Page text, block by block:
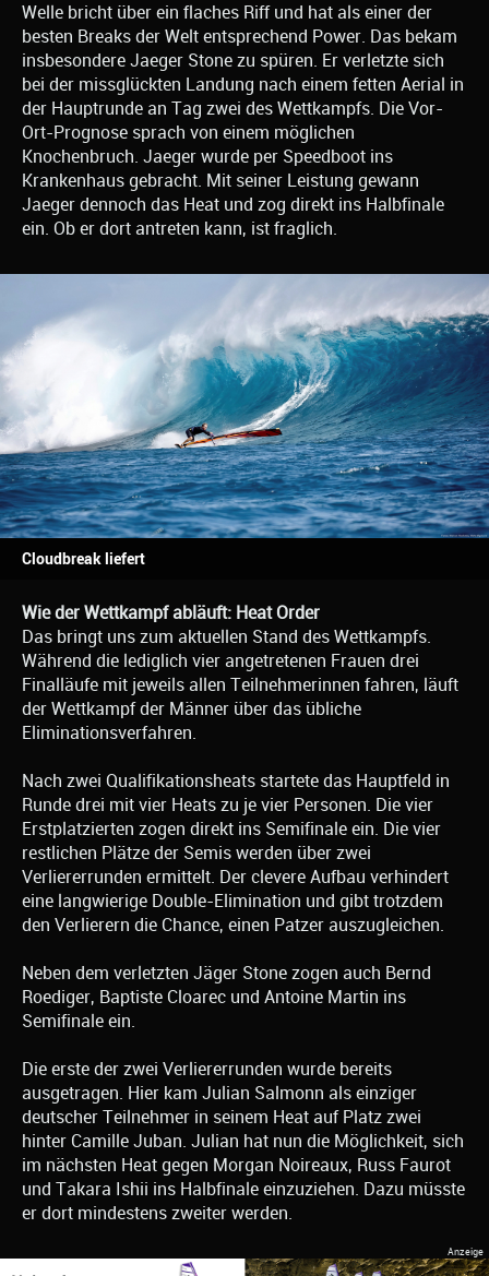
Welle bricht über ein flaches Riff und hat als einer der
besten Breaks der Welt entsprechend Power. Das bekam
insbesondere Jaeger Stone zu spüren. Er verletzte sich
bei der missglückten Landung nach einem fetten Aerial in
der Hauptrunde an Tag zwei des Wettkampfs. Die Vor-
Ort-Prognose sprach von einem möglichen
Knochenbruch. Jaeger wurde per Speedboot ins
Krankenhaus gebracht. Mit seiner Leistung gewann
Jaeger dennoch das Heat und zog direkt ins Halbfinale
ein. Ob er dort antreten kann, ist fraglich.
Cloudbreak liefert
Wie der Wettkampf abläuft: Heat Order
Das bringt uns zum aktuellen Stand des Wettkampfs.
Während die lediglich vier angetretenen Frauen drei
Finalläufe mit jeweils allen Teilnehmerinnen fahren, läuft
der Wettkampf der Männer über das übliche
Eliminationsverfahren.
Nach zwei Qualifikationsheats startete das Hauptfeld in
Runde drei mit vier Heats zu je vier Personen. Die vier
Erstplatzierten zogen direkt ins Semifinale ein. Die vier
restlichen Plätze der Semis werden über zwei
Verliererrunden ermittelt. Der clevere Aufbau verhindert
eine langwierige Double-Elimination und gibt trotzdem
den Verlierern die Chance, einen Patzer auszugleichen.
Neben dem verletzten Jäger Stone zogen auch Bernd
Roediger, Baptiste Cloarec und Antoine Martin ins
Semifinale ein.
Die erste der zwei Verliererrunden wurde bereits
ausgetragen. Hier kam Julian Salmonn als einziger
deutscher Teilnehmer in seinem Heat auf Platz zwei
hinter Camille Juban. Julian hat nun die Möglichkeit, sich
im nächsten Heat gegen Morgan Noireaux, Russ Faurot
und Takara Ishii ins Halbfinale einzuziehen. Dazu müsste
er dort mindestens zweiter werden.